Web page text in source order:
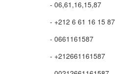
- 06,61,16,15,87
- +212 6 61 16 15 87
- 0661161587
- +212661161587